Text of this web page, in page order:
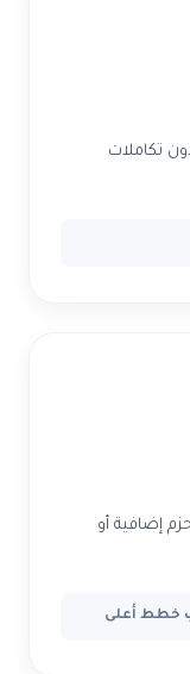
تكاملات
إضافية أو